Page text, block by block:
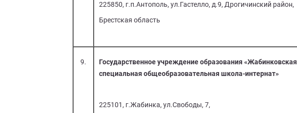
225850, г.п.Антополь, ул.Гастелло, д.9, Дрогичинский район,
Брестская область
9.
Государственное учреждение образования «Жабинковская
специальная общеобразовательная школа-интернат»
225101, г.Жабинка, ул.Свободы, 7,